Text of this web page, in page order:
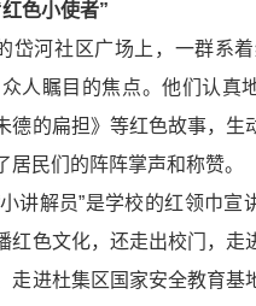
色小使者”
岱河社区广场上，一群系
众人瞩目的焦点。他们认真
德的扁担》等红色故事，生
居民们的阵阵掌声和称赞。
讲解员”是学校的红领巾宣
红色文化，还走出校门，走
走进杜集区国家安全教育基